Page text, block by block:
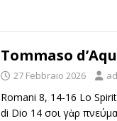
Tommaso
27 Febbraio 2026
Romani 8, 14-16 Lo
di Dio 14 Ὅσοι γὰρ